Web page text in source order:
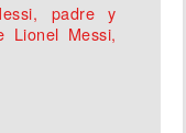
padre y
Lionel Messi,